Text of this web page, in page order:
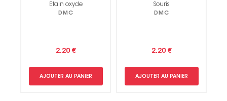
Etain oxyde
DMC
2.20 €
AJOUTER AU PANIER
Souris
DMC
2.20 €
AJOUTER AU PANIER